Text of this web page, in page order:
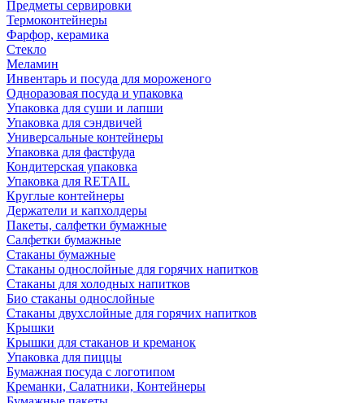
Предметы сервировки
Термоконтейнеры
Фарфор, керамика
Стекло
Меламин
Инвентарь и посуда для мороженого
Одноразовая посуда и упаковка
Упаковка для суши и лапши
Упаковка для сэндвичей
Универсальные контейнеры
Упаковка для фастфуда
Кондитерская упаковка
Упаковка для RETAIL
Круглые контейнеры
Держатели и капхолдеры
Пакеты, салфетки бумажные
Салфетки бумажные
Стаканы бумажные
Стаканы однослойные для горячих напитков
Стаканы для холодных напитков
Био стаканы однослойные
Стаканы двухслойные для горячих напитков
Крышки
Крышки для стаканов и креманок
Упаковка для пиццы
Бумажная посуда с логотипом
Креманки, Салатники, Контейнеры